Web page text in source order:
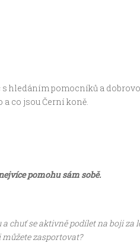
hledáním pomocníků a
a co jsou Černí koně.
pomohu sám sobě.
chuť se aktivně podílet na boji
zasportovat?